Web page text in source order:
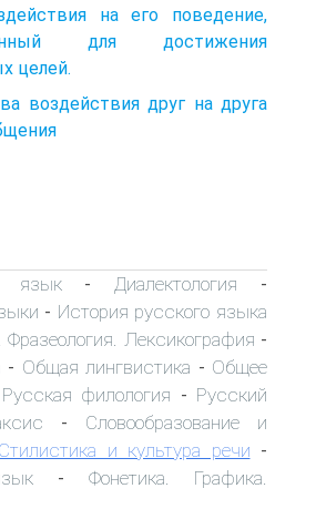
на его поведение,
для достижения
целей.
воздействия друг на друга
язык- Диалектология -
- История русского языка
Фразеология. Лексикография -
- Общая лингвистика - Общее
Русская филология - Русский
- Словообразование и
Стилистика и культура речи -
- Фонетика. Графика.